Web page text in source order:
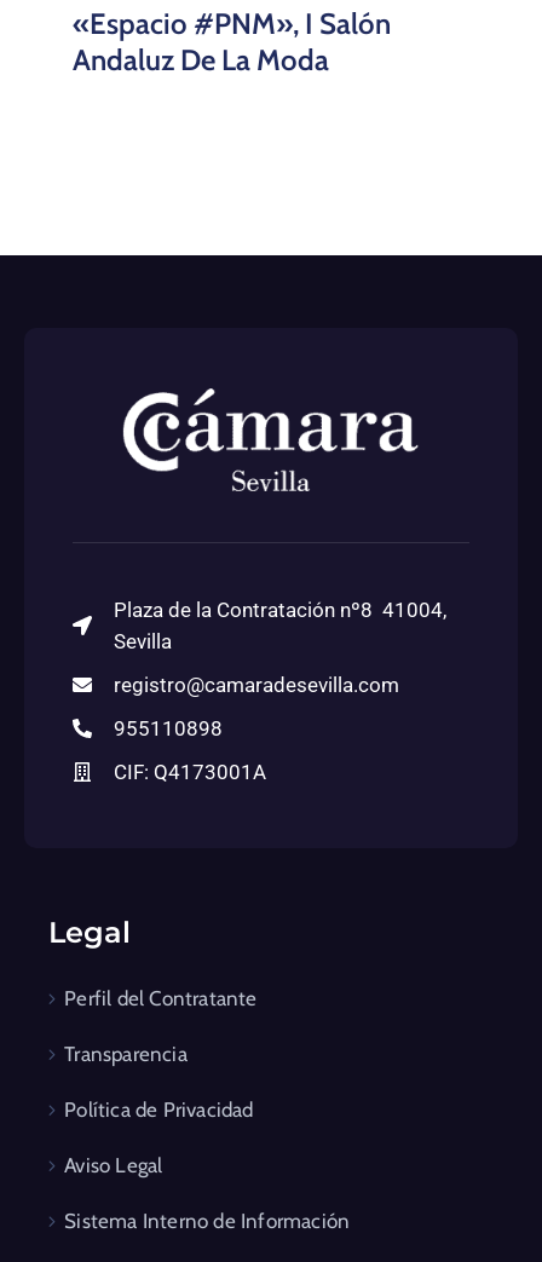
«Espacio #PNM», I Salón
Andaluz De La Moda
Plaza de la Contratación nº8 41004,
Sevilla
registro@camaradesevilla.com
955110898
CIF: Q4173001A
Legal
Perfil del Contratante
Transparencia
Política de Privacidad
Aviso Legal
Sistema Interno de Información